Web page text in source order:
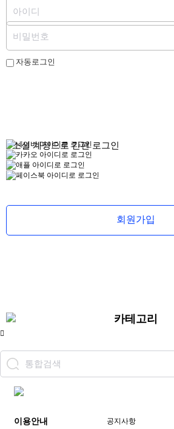
자동로그인
소셜 계정으로 간편 로그인
회원가입
야
구
중
포
카테고리
이용안내 공지사항